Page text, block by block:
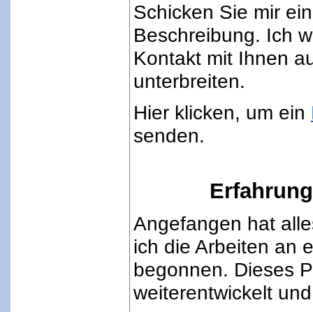
Schicken Sie mir
Beschreibung. Ich
Kontakt mit Ihnen
unterbreiten.
Hier klicken, um ein
senden.
Angefangen hat
ich die Arbeiten an
begonnen. Dieses
weiterentwickelt